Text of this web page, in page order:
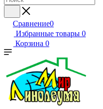
Сравнение0
Избранные товары 0
Корзина 0